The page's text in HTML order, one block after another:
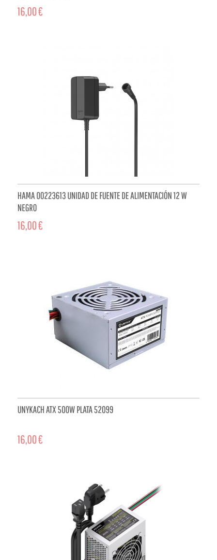
16,00 €
HAMA 00223613 UNIDAD DE FUENTE DE ALIMENTACIÓN 12 W
NEGRO
16,00 €
UNYKACH ATX 500W PLATA 52099
16,00 €